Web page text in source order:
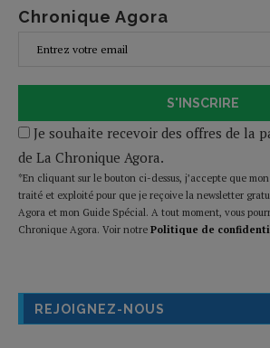
Chronique Agora
S'INSCRIRE
Je souhaite recevoir des offres de la
de La Chronique Agora.
*En cliquant sur le bouton ci-dessus, j’accepte que
traité et exploité pour que je reçoive la newsletter
Agora et mon Guide Spécial. A tout moment, vous
Chronique Agora. Voir notre Politique de
REJOIGNEZ-NOUS